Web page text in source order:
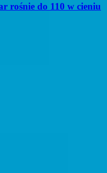
rośnie do 110 w cieniu